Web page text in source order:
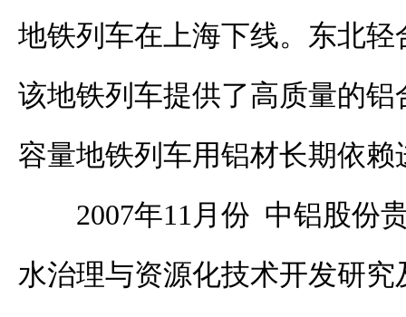
地铁列车在上海下线。东北
该地铁列车提供了高质量的
容量地铁列车用铝材长期依赖
2007年11月份 中铝股份
水治理与资源化技术开发研究